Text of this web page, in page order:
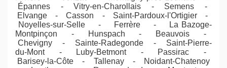
Épannes - Vitry-en-Charollais - Semens -
Elvange - Casson - Saint-Pardoux-l'Ortigier -
Noyelles-sur-Selle - Ferrère - La Bazoge-
Montpinçon - Hunspach - Beauvois -
Chevigny - Sainte-Radegonde - Saint-Pierre-
du-Mont - Luby-Betmont - Passirac -
Barisey-la-Côte - Tallenay - Noidant-Chatenoy